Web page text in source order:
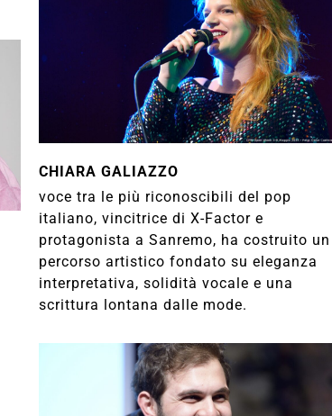
CHIARA GALIAZZO
voce tra le più riconoscibili del pop
italiano, vincitrice di X-Factor e
protagonista a Sanremo, ha costruito un
percorso artistico fondato su eleganza
interpretativa, solidità vocale e una
scrittura lontana dalle mode.